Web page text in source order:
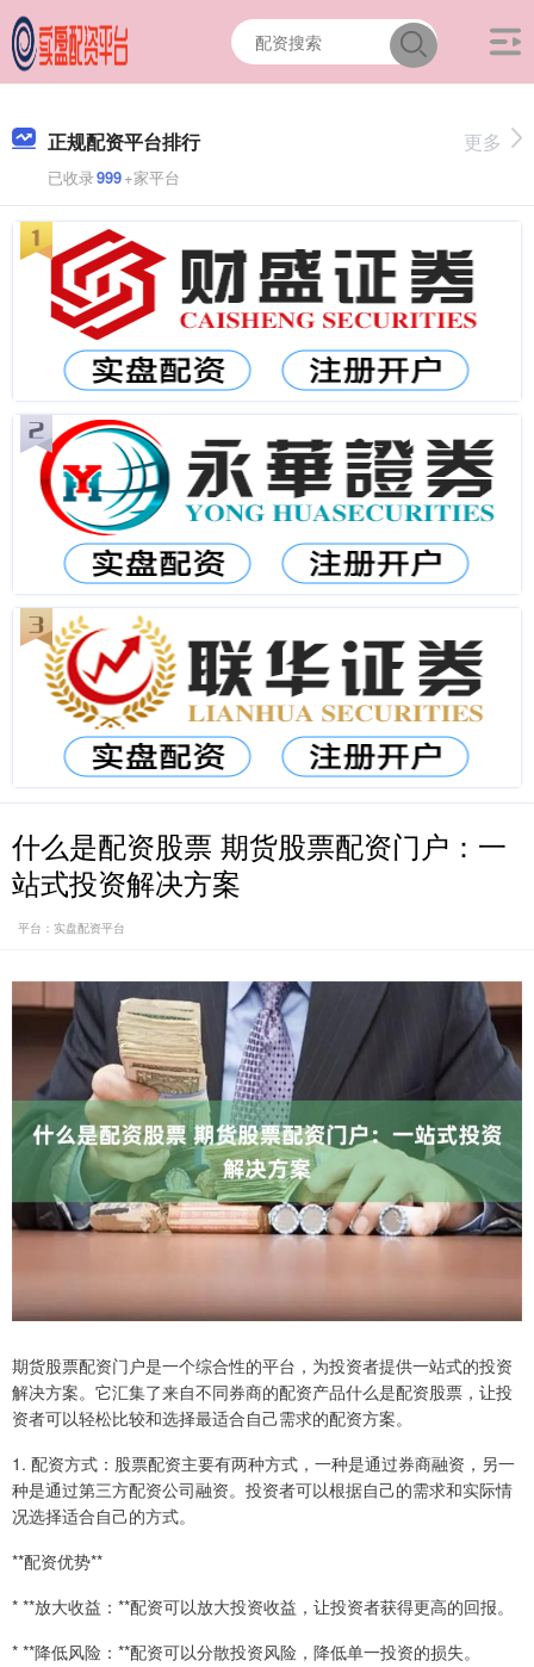
正规配资平台排行
已收录999+家平台
更多
什么是配资股票 期货股票配资门户：一
站式投资解决方案
平台：实盘配资平台
期货股票配资门户是一个综合性的平台，为投资者提供一站式的投资
解决方案。它汇集了来自不同券商的配资产品什么是配资股票，让投
资者可以轻松比较和选择最适合自己需求的配资方案。
1. 配资方式：股票配资主要有两种方式，一种是通过券商融资，另一
种是通过第三方配资公司融资。投资者可以根据自己的需求和实际情
况选择适合自己的方式。
**配资优势**
* **放大收益：**配资可以放大投资收益，让投资者获得更高的回报。
* **降低风险：**配资可以分散投资风险，降低单一投资的损失。